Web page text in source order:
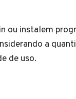
ou instalem
a
de uso.